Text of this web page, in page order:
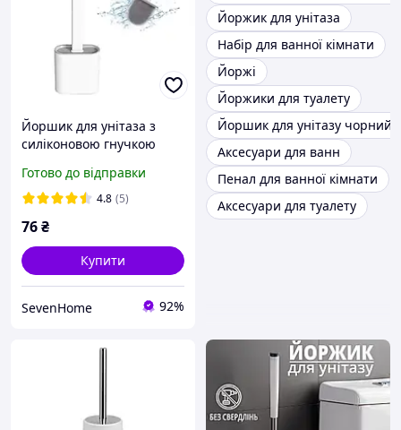
Йоршик для унітаза з
силіконовою гнучкою
SV227
Готово до відправки
4.8 (5)
76₴
Купити
SevenHome 92%
Йоржик для унітаза
Набір для ванної кімнати
Йоржі
Йоржики для туалету
Йоршик для унітазу чорний
Аксесуари для ванн
Пенал для ванної кімнати
Аксесуари для туалету